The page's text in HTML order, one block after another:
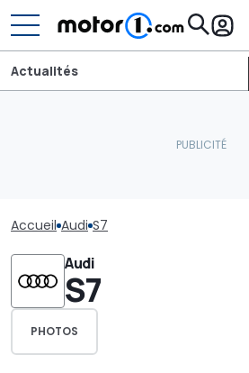
Actualités
Accueil Audi S7
Audi
S7
PHOTOS